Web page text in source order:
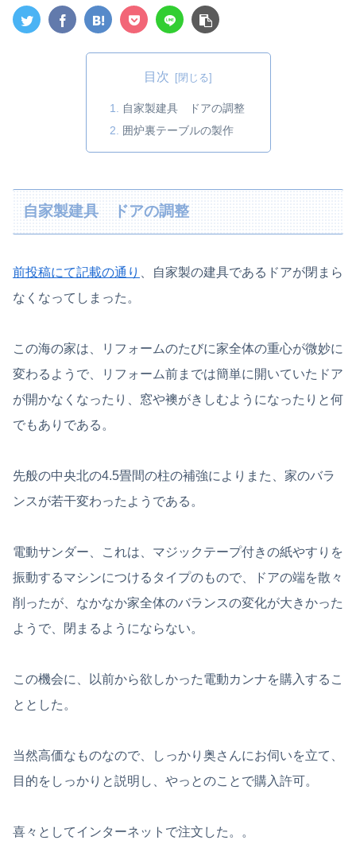
目次
自家製建具 ドアの調整
囲炉裏テーブルの製作
自家製建具 ドアの調整
前投稿にて記載の通り
、自家製の建具であるドアが閉まら
なくなってしまった。
この海の家は、リフォームのたびに家全体の重心が微妙に
変わるようで、リフォーム前までは簡単に開いていたドア
が開かなくなったり、窓や襖がきしむようになったりと何
でもありである。
先般の中央北の4.5畳間の柱の補強によりまた、家のバラ
ンスが若干変わったようである。
電動サンダー、これは、マジックテープ付きの紙やすりを
振動するマシンにつけるタイプのもので、ドアの端を散々
削ったが、なかなか家全体のバランスの変化が大きかった
ようで、閉まるようにならない。
この機会に、以前から欲しかった電動カンナを購入するこ
ととした。
当然高価なものなので、しっかり奥さんにお伺いを立て、
目的をしっかりと説明し、やっとのことで購入許可。
喜々としてインターネットで注文した。。